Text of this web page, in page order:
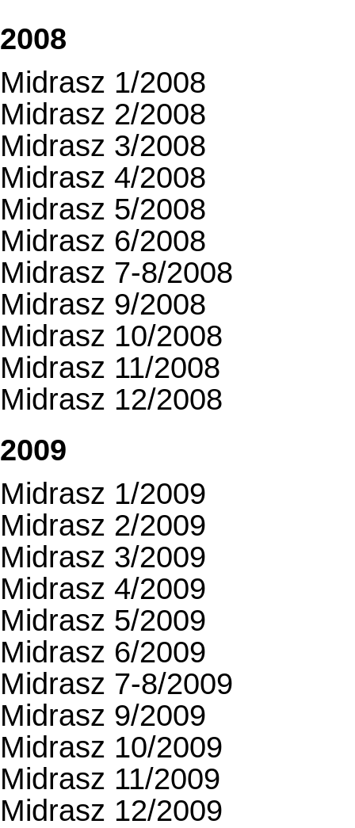
2008
Midrasz 1/2008
Midrasz 2/2008
Midrasz 3/2008
Midrasz 4/2008
Midrasz 5/2008
Midrasz 6/2008
Midrasz 7-8/2008
Midrasz 9/2008
Midrasz 10/2008
Midrasz 11/2008
Midrasz 12/2008
2009
Midrasz 1/2009
Midrasz 2/2009
Midrasz 3/2009
Midrasz 4/2009
Midrasz 5/2009
Midrasz 6/2009
Midrasz 7-8/2009
Midrasz 9/2009
Midrasz 10/2009
Midrasz 11/2009
Midrasz 12/2009